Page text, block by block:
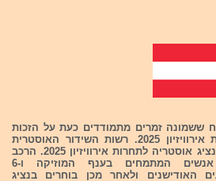
ששמונה זמרים מתמודדים כעת על הזכות
לייצג את אוסטריה בתחרות אירוויזיון 2025. רשות השידור האוסטרית
בוחרת בבחירה פנימית את נציג אוסטריה לתחרות אירוויזיון 2025. הרכב
השופטים מורכב מ-25 אנשים המתמחים בענף המוזיקה ו-6
האודישנים ולאחר מכן בוחרים בנציג